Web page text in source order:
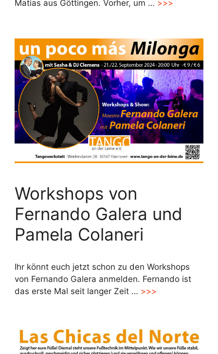
Matias aus Göttingen. Vorher, um … >>>
Workshops von
Fernando Galera und
Pamela Colaneri
Ihr könnt euch jetzt schon zu den Workshops
von Fernando Galera anmelden. Fernando ist
das erste Mal seit langer Zeit … >>>